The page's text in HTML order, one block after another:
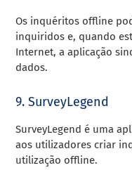
Os inquéritos offline
inquiridos e, quando
Internet, a aplicação
dados.
9. SurveyLegend
SurveyLegend é uma
aos utilizadores criar
utilização offline.